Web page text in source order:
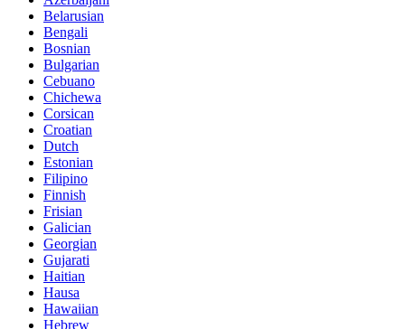
Belarusian
Bengali
Bosnian
Bulgarian
Cebuano
Chichewa
Corsican
Croatian
Dutch
Estonian
Filipino
Finnish
Frisian
Galician
Georgian
Gujarati
Haitian
Hausa
Hawaiian
Hebrew